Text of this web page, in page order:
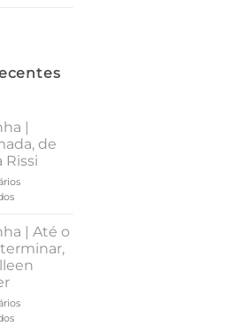
|
de
Rissi
em
Indomada,
de
Carina
| Até o
em